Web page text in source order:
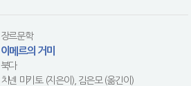
장르문학
이메르의 거미
북다
치넨 미키토 (지은이), 김은모 (옮긴이)